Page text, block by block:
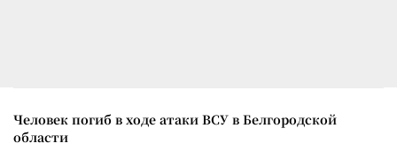
Человек погиб в ходе атаки ВСУ в Белгородской
области